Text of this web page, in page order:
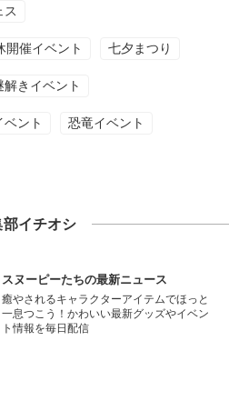
ス
開催イベント 七夕まつり
解きイベント
ベント 恐竜イベント
部イチオシ
スヌーピーたちの最新ニュース
癒やされるキャラクターアイテムでほっと
一息つこう！かわいい最新グッズやイベン
ト情報を毎日配信